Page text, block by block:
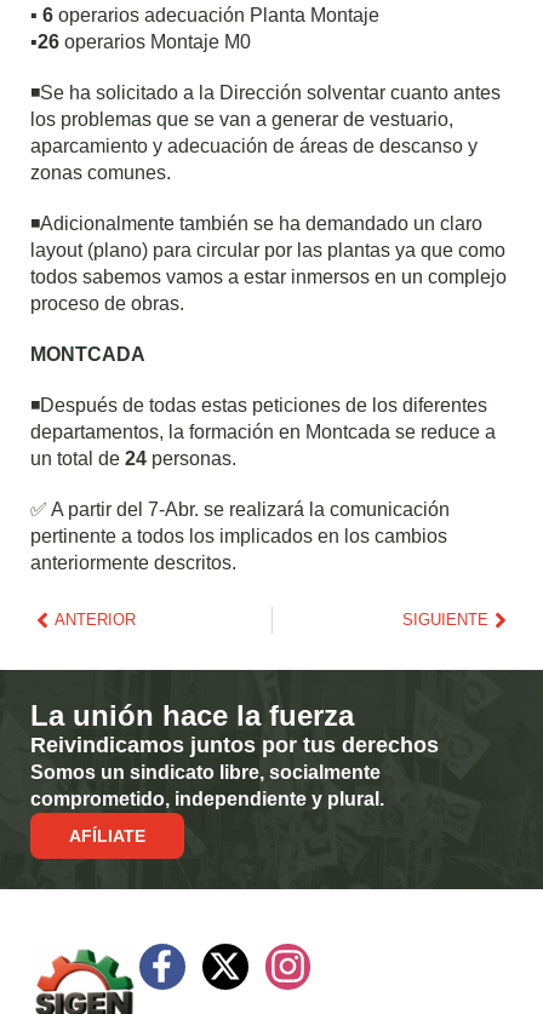
▪️ 6 operarios adecuación Planta Montaje
▪️26 operarios Montaje M0
◾️Se ha solicitado a la Dirección solventar cuanto antes
los problemas que se van a generar de vestuario,
aparcamiento y adecuación de áreas de descanso y
zonas comunes.
◾️Adicionalmente también se ha demandado un claro
layout (plano) para circular por las plantas ya que como
todos sabemos vamos a estar inmersos en un complejo
proceso de obras.
MONTCADA
◾️Después de todas estas peticiones de los diferentes
departamentos, la formación en Montcada se reduce a
un total de 24 personas.
✅ A partir del 7-Abr. se realizará la comunicación
pertinente a todos los implicados en los cambios
anteriormente descritos.
ANTERIOR SIGUIENTE
La unión hace la fuerza
Reivindicamos juntos por tus derechos
Somos un sindicato libre, socialmente
comprometido, independiente y plural.
AFÍLIATE